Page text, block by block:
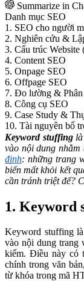
Summarize in
Danh mục SEO
1. SEO cho người
2. Nghiên cứu &
3. Cấu trúc Website
4. Content SEO
5. Onpage SEO
6. Offpage SEO
7. Đo lường & Phân
8. Công cụ SEO
9. Case Study &
10. Tài nguyên bổ
Keyword stuffinglà
vào nội dung nhằm
định: những trang
biến mất khỏi kết
cần tránh triệt để?
1. Keyword
Keyword stuffing
vào nội dung trang
kiếm. Điều này có
chính trong văn
từ khóa trong mã